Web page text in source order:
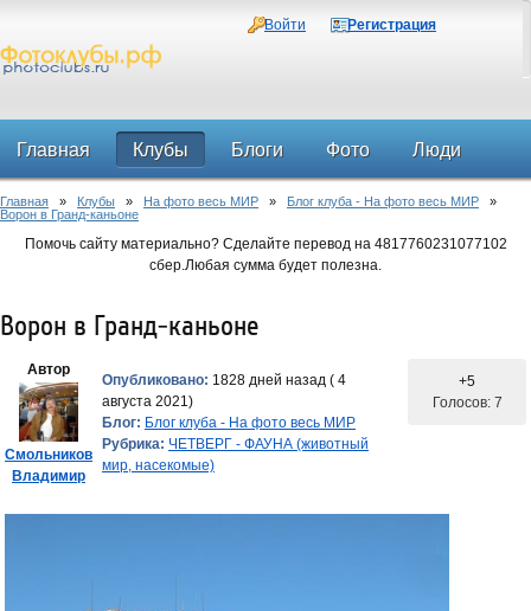
Войти Регистрация
Главная Клубы Блоги Фото Люди
Форум
Главная » Клубы » На фото весь МИР » Блог клуба - На фото весь МИР »
Ворон в Гранд-каньоне
Помочь сайту материально? Сделайте перевод на 4817760231077102
сбер.Любая сумма будет полезна.
Ворон в Гранд-каньоне
Автор
Смольников
Владимир
Опубликовано: 1828 дней назад ( 4
августа 2021)
Блог: Блог клуба - На фото весь МИР
Рубрика: ЧЕТВЕРГ - ФАУНА (животный
мир, насекомые)
+5
Голосов: 7